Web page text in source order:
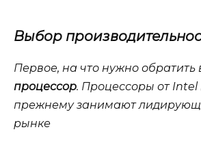
Выбор
Первое, на что нужно обратить
процессор. Процессоры от Intel
прежнему занимают
рынке